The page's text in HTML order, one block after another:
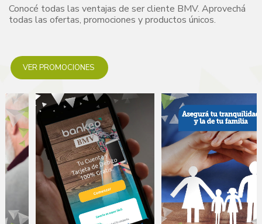
Conocé todas las ventajas de ser cliente BMV. Aprovechá
todas las ofertas, promociones y productos únicos.
VER PROMOCIONES